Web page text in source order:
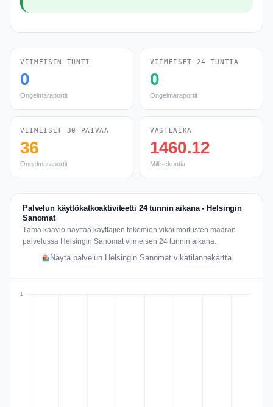
VIIMEISIN TUNTI
0
Ongelmaraportit
VIIMEISET 24 TUNTIA
0
Ongelmaraportit
VIIMEISET 30 PÄIVÄÄ
36
Ongelmaraportit
VASTEAIKA
1460.12
Millisekuntia
Palvelun käyttökatkoaktiviteetti 24 tunnin aikana - Helsingin
Sanomat
Tämä kaavio näyttää käyttäjien tekemien vikailmoitusten määrän
palvelussa Helsingin Sanomat viimeisen 24 tunnin aikana.
Näytä palvelun Helsingin Sanomat vikatilannekartta